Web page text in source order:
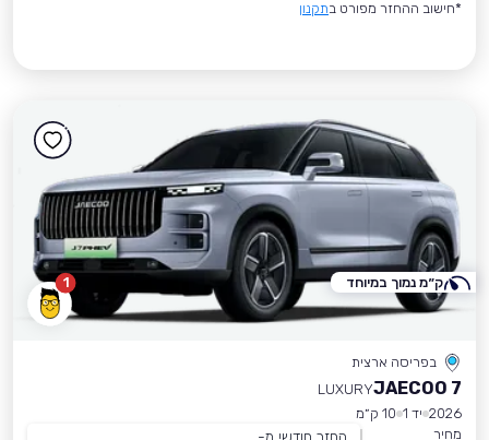
*חישוב ההחזר מפורט בתקנון
1
בפריסה ארצית
JAECOO 7
LUXURY
2026 יד 1
10 ק״מ
מחיר
ק״מ נמוך במיוחד